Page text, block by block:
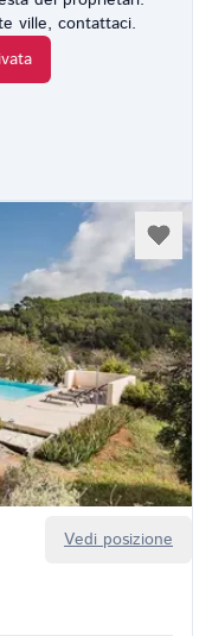
ville, contattaci.
Vedi posizione